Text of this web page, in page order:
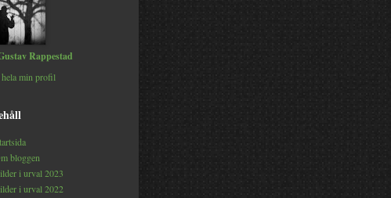
Rappestad
min profil
bloggen
i urval 2023
i urval 2022